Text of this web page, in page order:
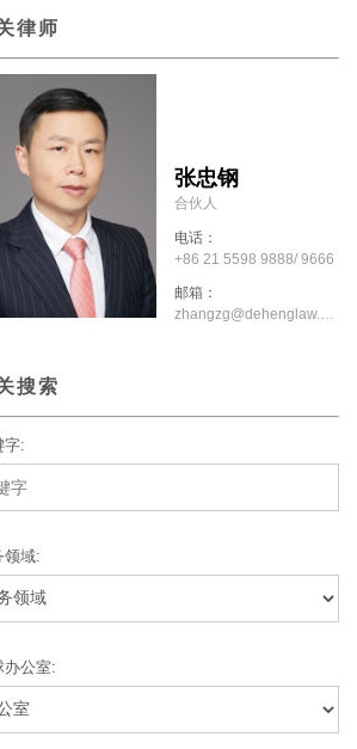
律师
张忠钢
合伙人
电话：
+86 21 5598 9888/ 9666
邮箱：
zhangzg@dehenglaw.com
搜索
字:
领域:
办公室: